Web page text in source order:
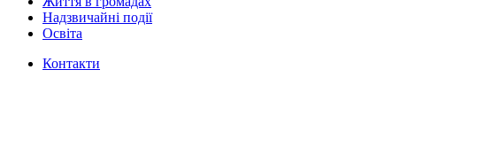
Надзвичайні події
Освіта
Контакти